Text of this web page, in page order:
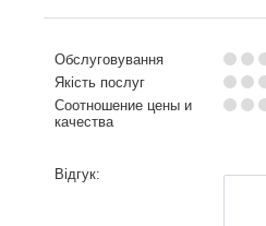
Обслуговування
Якість послуг
Соотношение цены и
качества
Відгук: